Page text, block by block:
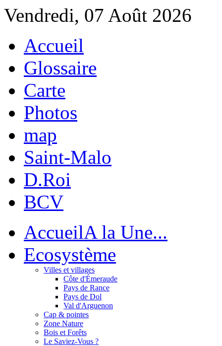
Vendredi, 07 Août 2026
Accueil
Glossaire
Carte
Photos
map
Saint-Malo
D.Roi
BCV
AccueilA la Une...
Ecosystème
Villes et villages
Côte d'Émeraude
Pays de Rance
Pays de Dol
Val d'Arguenon
Cap & pointes
Zone Nature
Bois et Forêts
Le Saviez-Vous ?